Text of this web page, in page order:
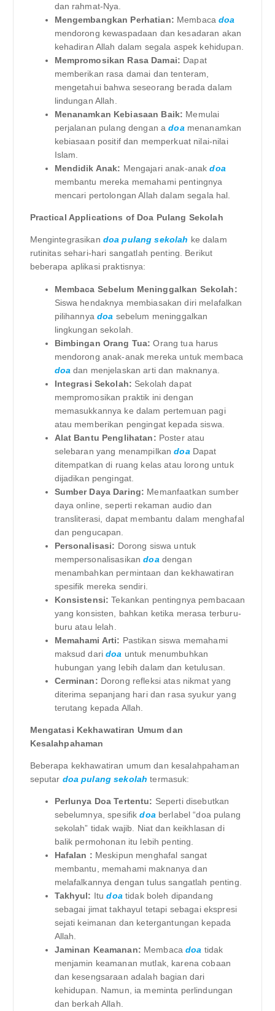
dan rahmat-Nya.
Mengembangkan Perhatian: Membacadoa
mendorong kewaspadaan dan kesadaran akan
kehadiran Allah dalam segala aspek kehidupan.
Mempromosikan Rasa Damai: Dapat
memberikan rasa damai dan tenteram,
mengetahui bahwa seseorang berada dalam
lindungan Allah.
Menanamkan Kebiasaan Baik: Memulai
perjalanan pulang dengan adoamenanamkan
kebiasaan positif dan memperkuat nilai-nilai
Islam.
Mendidik Anak: Mengajari anak-anakdoa
membantu mereka memahami pentingnya
mencari pertolongan Allah dalam segala hal.
Practical Applications of Doa Pulang Sekolah
Mengintegrasikan doa pulang sekolah ke dalam
rutinitas sehari-hari sangatlah penting. Berikut
beberapa aplikasi praktisnya:
Membaca Sebelum Meninggalkan Sekolah:
Siswa hendaknya membiasakan diri melafalkan
pilihannyadoa sebelum meninggalkan
lingkungan sekolah.
Bimbingan Orang Tua: Orang tua harus
mendorong anak-anak mereka untuk membaca
doa dan menjelaskan arti dan maknanya.
Integrasi Sekolah: Sekolah dapat
mempromosikan praktik ini dengan
memasukkannya ke dalam pertemuan pagi
atau memberikan pengingat kepada siswa.
Alat Bantu Penglihatan: Poster atau
selebaran yang menampilkandoa Dapat
ditempatkan di ruang kelas atau lorong untuk
dijadikan pengingat.
Sumber Daya Daring: Memanfaatkan sumber
daya online, seperti rekaman audio dan
transliterasi, dapat membantu dalam menghafal
dan pengucapan.
Personalisasi: Dorong siswa untuk
mempersonalisasikandoa dengan
menambahkan permintaan dan kekhawatiran
spesifik mereka sendiri.
Konsistensi: Tekankan pentingnya pembacaan
yang konsisten, bahkan ketika merasa terburu-
buru atau lelah.
Memahami Arti: Pastikan siswa memahami
maksud daridoa untuk menumbuhkan
hubungan yang lebih dalam dan ketulusan.
Cerminan: Dorong refleksi atas nikmat yang
diterima sepanjang hari dan rasa syukur yang
terutang kepada Allah.
Mengatasi Kekhawatiran Umum dan
Kesalahpahaman
Beberapa kekhawatiran umum dan kesalahpahaman
seputar doa pulang sekolah termasuk:
Perlunya Doa Tertentu: Seperti disebutkan
sebelumnya, spesifikdoa berlabel “doa pulang
sekolah” tidak wajib. Niat dan keikhlasan di
balik permohonan itu lebih penting.
Hafalan : Meskipun menghafal sangat
membantu, memahami maknanya dan
melafalkannya dengan tulus sangatlah penting.
Takhyul: Itudoa tidak boleh dipandang
sebagai jimat takhayul tetapi sebagai ekspresi
sejati keimanan dan ketergantungan kepada
Allah.
Jaminan Keamanan: Membacadoa tidak
menjamin keamanan mutlak, karena cobaan
dan kesengsaraan adalah bagian dari
kehidupan. Namun, ia meminta perlindungan
dan berkah Allah.